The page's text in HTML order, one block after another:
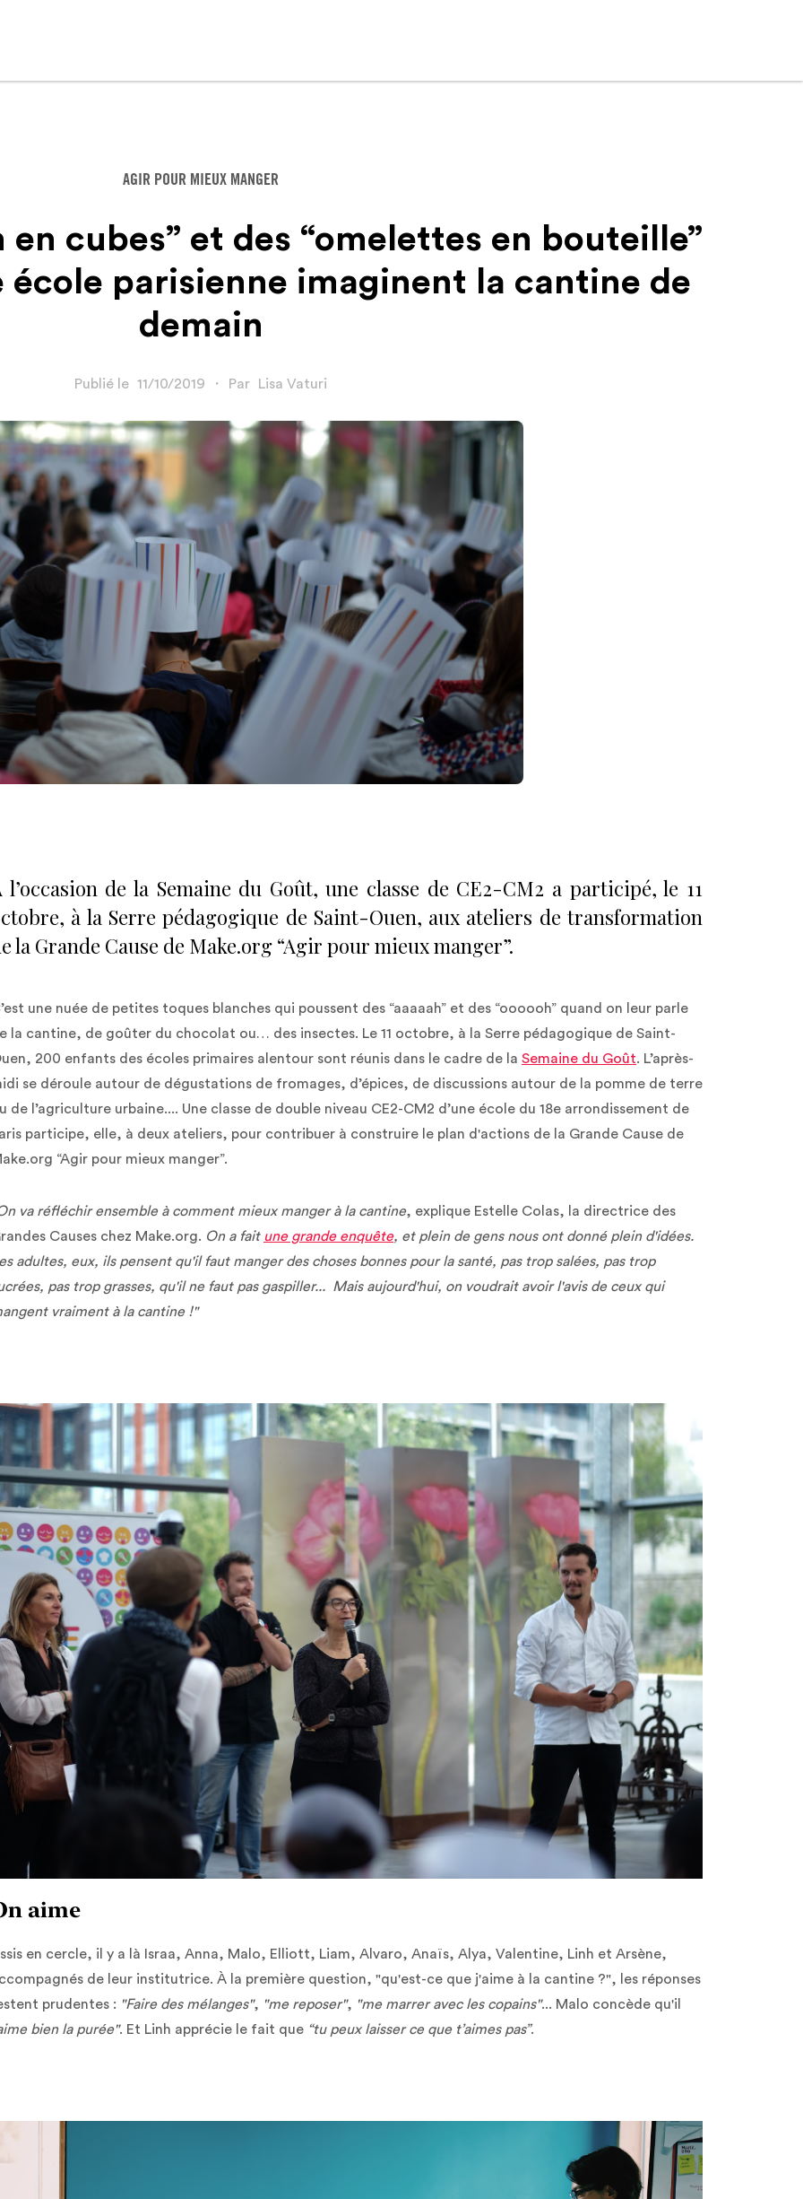
AGIR POUR MIEUX MANGER
cubes” et des “omelettes en bouteille”
école parisienne imaginent la cantine de
demain
Publié le 11/10/2019 ・ Par Lisa Vaturi
l’occasion de la Semaine du Goût, une classe de CE2-CM2 a participé, le 11
à la Serre pédagogique de Saint-Ouen, aux ateliers de transformation
la Grande Cause de Make.org “Agir pour mieux manger”.
une nuée de petites toques blanches qui poussent des “aaaaah” et des “oooooh” quand on leur parle
la cantine, de goûter du chocolat ou… des insectes. Le 11 octobre, à la Serre pédagogique de Saint-
200 enfants des écoles primaires alentour sont réunis dans le cadre de la Semaine du Goût. L’après-
se déroule autour de dégustations de fromages, d’épices, de discussions autour de la pomme de terre
de l’agriculture urbaine.... Une classe de double niveau CE2-CM2 d’une école du 18e arrondissement de
participe, elle, à deux ateliers, pour contribuer à construire le plan d'actions de la Grande Cause de
“Agir pour mieux manger”.
va réfléchir ensemble à comment mieux manger à la cantine, explique Estelle Colas, la directrice des
Causes chez Make.org. On a fait une grande enquête, et plein de gens nous ont donné plein d'idées.
adultes, eux, ils pensent qu'il faut manger des choses bonnes pour la santé, pas trop salées, pas trop
pas trop grasses, qu'il ne faut pas gaspiller... Mais aujourd'hui, on voudrait avoir l'avis de ceux qui
vraiment à la cantine !"
aime
en cercle, il y a là Israa, Anna, Malo, Elliott, Liam, Alvaro, Anaïs, Alya, Valentine, Linh et Arsène,
de leur institutrice. À la première question, "qu'est-ce que j'aime à la cantine ?", les réponses
prudentes : "Faire des mélanges", "me reposer", "me marrer avec les copains"... Malo concède qu'il
bien la purée". Et Linh apprécie le fait que “tu peux laisser ce que t’aimes pas”.